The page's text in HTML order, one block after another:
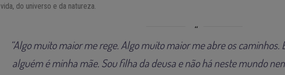
vida, do universo e da natureza.
“Algo muito maior me rege. Algo muito maior me abre os caminhos.
alguém é minha mãe. Sou filha da deusa e não há neste mundo